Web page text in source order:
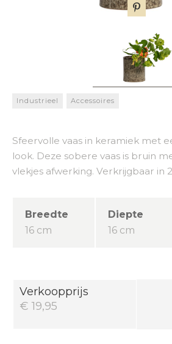
Industrieel Accessoires
Sfeervolle vaas in keramiek met
look. Deze sobere vaas is bruin
vlekjes afwerking. Verkrijgbaar in
Breedte
16 cm
Diepte
16 cm
Verkoopprijs
€ 19,95